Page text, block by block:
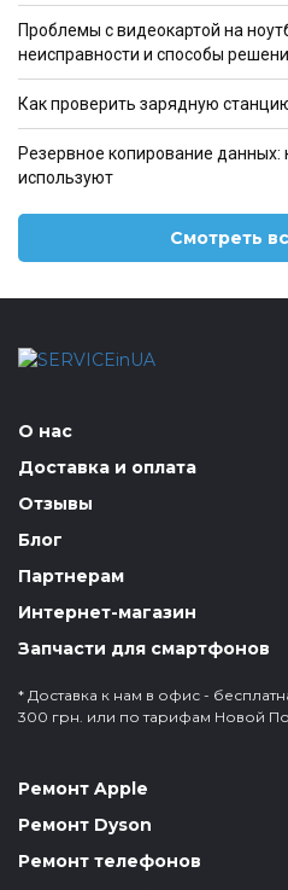
Проблемы с видеокартой на
неисправности и способы
Как проверить зарядную
Резервное копирование данных:
используют
Смотреть
О нас
Доставка и оплата
Отзывы
Блог
Партнерам
Интернет-магазин
Запчасти для смартфонов
* Доставка к нам в офис -
300 грн. или по тарифам Новой
Ремонт Apple
Ремонт Dyson
Ремонт телефонов